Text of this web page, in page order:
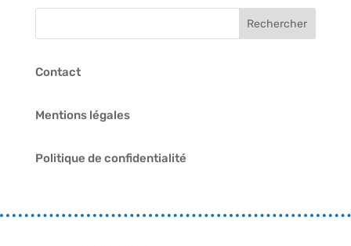
Contact
Mentions légales
Politique de confidentialité